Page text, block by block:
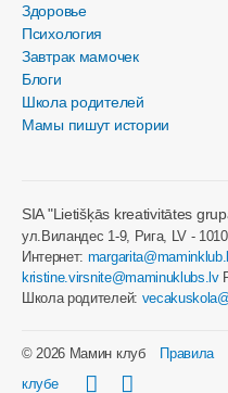
Здоровье
Психология
Завтрак мамочек
Блоги
Школа родителей
Мамы пишут истории
SIA "Lietišķās kreativitātes
ул.Виландес 1-9, Рига, LV -
Интернет:
kristine.virsnite@maminuklubs.lv
Школа родителей:
© 2026 Мамин клуб Правила
клубе